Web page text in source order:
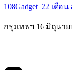
108Gadget_22 เดือน
กรุงเทพฯ 16 มิถุนา